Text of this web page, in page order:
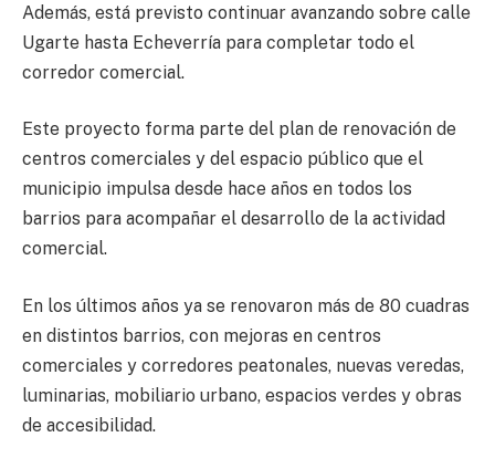
Además, está previsto continuar avanzando sobre calle
Ugarte hasta Echeverría para completar todo el
corredor comercial.
Este proyecto forma parte del plan de renovación de
centros comerciales y del espacio público que el
municipio impulsa desde hace años en todos los
barrios para acompañar el desarrollo de la actividad
comercial.
En los últimos años ya se renovaron más de 80 cuadras
en distintos barrios, con mejoras en centros
comerciales y corredores peatonales, nuevas veredas,
luminarias, mobiliario urbano, espacios verdes y obras
de accesibilidad.